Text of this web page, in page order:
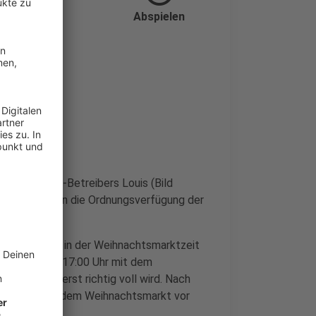
Abspielen
des "LoMo"-Betreibers Louis (Bild
wir gegen die Ordnungsverfügung der
das "LoMo" in der Weihnachtsmarktzeit
schon um 17:00 Uhr mit dem
erst richtig voll wird. Nach
auf dem Weihnachtsmarkt vor